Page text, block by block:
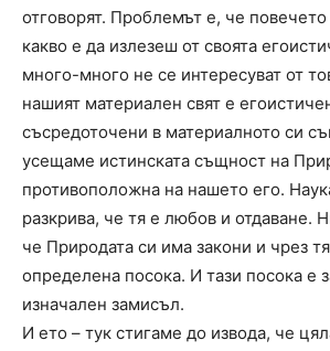
отговорят. Проблемът е, че повечето
какво е да излезеш от своята
много-много не се интересуват от
нашият материален свят е
съсредоточени в материалното си
усещаме истинската същност на
противоположна на нашето его.
разкрива, че тя е любов и отдаване.
че Природата си има закони и чрез
определена посока. И тази посока е
изначален замисъл.
И ето – тук стигаме до извода, че